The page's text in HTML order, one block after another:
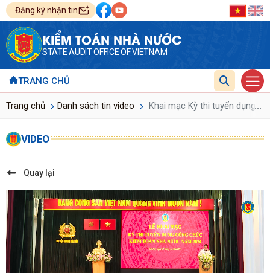
Đăng ký nhận tin
KIỂM TOÁN NHÀ NƯỚC
STATE AUDIT OFFICE OF VIETNAM
TRANG CHỦ
Trang chủ Danh sách tin video Khai mạc Kỳ thi tuyển dụng...
VIDEO
Quay lại